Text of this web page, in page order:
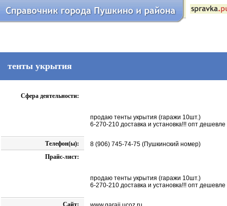
тенты укрытия
Сфера деятельности:
продаю тенты укрытия (гаражи 10шт.)
6-270-210 доставка и установка!!! опт дешевле
Телефон(ы):
8 (906) 745-74-75 (Пушкинский номер)
Прайс-лист:
продаю тенты укрытия (гаражи 10шт.)
6-270-210 доставка и установка!!! опт дешевле
Сайт: